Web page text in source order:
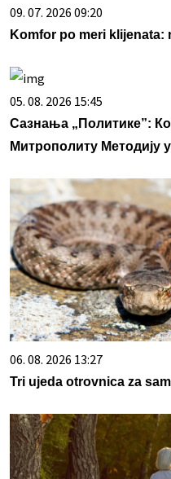
09. 07. 2026 09:20
Komfor po meri klijenata:
05. 08. 2026 15:45
Сазнања „Политике”: Ко
Митрополиту Методију
06. 08. 2026 13:27
Tri ujeda otrovnica za